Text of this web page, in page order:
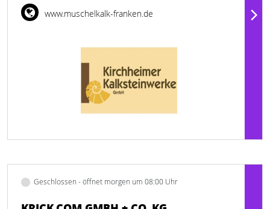
www.muschelkalk-franken.de
Geschlossen - öffnet morgen um 08:00 Uhr